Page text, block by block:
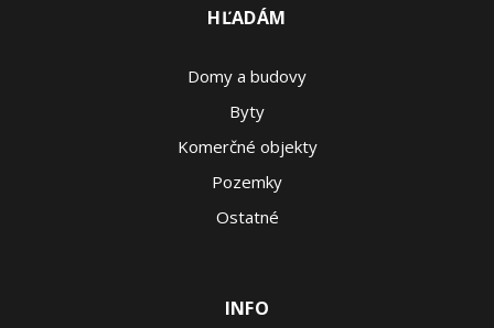
HĽADÁM
Domy a budovy
Byty
Komerčné objekty
Pozemky
Ostatné
INFO